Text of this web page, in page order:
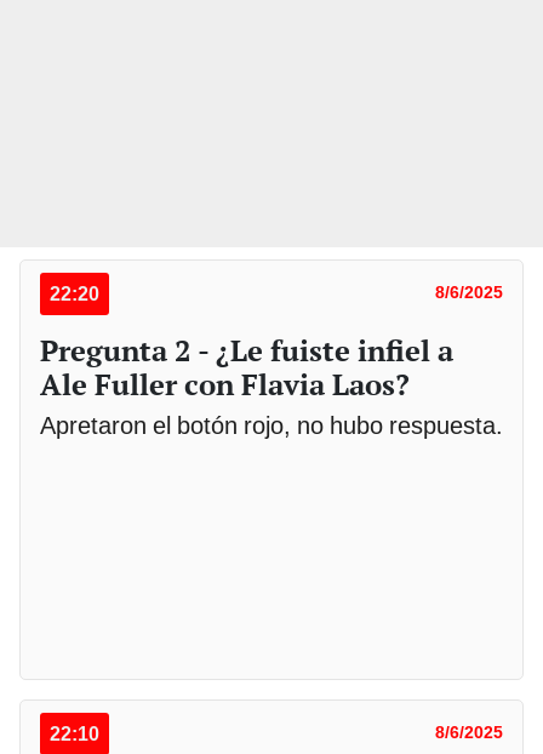
22:20 8/6/2025
Pregunta 2 - ¿Le fuiste infiel a
Ale Fuller con Flavia Laos?
Apretaron el botón rojo, no hubo respuesta.
22:10 8/6/2025